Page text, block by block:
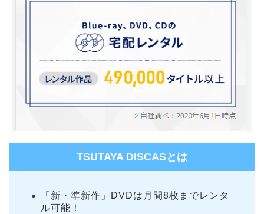
TSUTAYA DISCASとは
「新・準新作」DVDは月間8枚までレンタ
ル可能！